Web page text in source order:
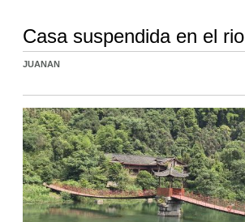
Casa suspendida en el rio
JUANAN